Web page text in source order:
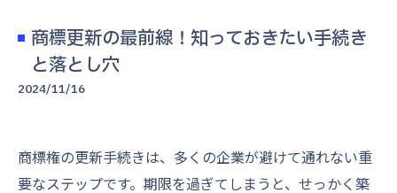
商標更新の最前線！知っておきたい手続き
と落とし穴
2024/11/16
商標権の更新手続きは、多くの企業が避けて通れない重
要なステップです。期限を過ぎてしまうと、せっかく築